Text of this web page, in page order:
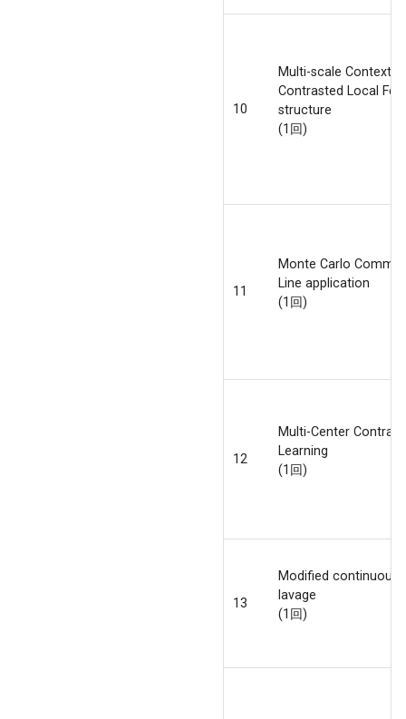
10
Multi-scale Context
Contrasted Local
structure
(1回)
11
Monte Carlo
Line application
(1回)
12
Multi-Center
Learning
(1回)
13
Modified continuous
lavage
(1回)